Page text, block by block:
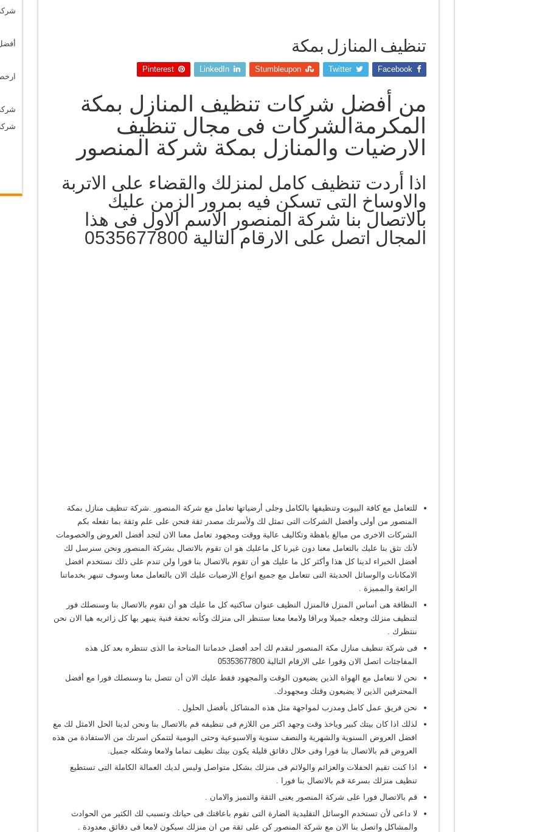
تنظيف المنازل بمكة
Facebook
Twitter
Stumbleupon
LinkedIn
Pinterest
من أفضل شركات تنظيف المنازل بمكة
المكرمةالشركات فى مجال تنظيف
الارضيات والمنازل بمكة شركة المنصور
اذا أردت تنظيف كامل لمنزلك والقضاء على الاتربة
والاوساخ التى تسكن فيه بمرور الزمن عليك
بالاتصال بنا شركة المنصور الاسم الاول فى هذا
المجال اتصل على الارقام التالية 0535677800
للتعامل مع كافة البيوت وتنظيفها بالكامل وجلى أرضياتها تعامل مع شركة المنصور .شركة تنظيف منازل بمكة
المنصور من أولى وأفضل الشركات التى تمثل لك ولأسرتك مصدر ثقة فنحن على علم وثقة بما تفعله بكم
الشركات الاخرى من مبالغ باهظة وتكاليف عالية ووقت ومجهود تعامل معنا الان لتجد أفضل العروض والخصومات
لأنك تثق بنا عليك بالتعامل معنا دون غيرنا كل ماعليك هو ان تقوم بالاتصال بشركة المنصور ونحن سنرسل لك
أفضل الخبراء لدينا كل هذا وأكثر كل ما عليك هو أن تقوم بالاتصال بنا فورا ولن تندم على ذلك نستخدم افضل
الامكانات والوسائل الحديثة التى تتعامل مع جميع انواع الارضيات عليك الان بالتعامل معنا وسوف تنبهر بخدماتنا
الرائعة والمميزة .
النظافة هى أساس المنزل فالمنزل النظيف عنوان ساكنيه كل ما عليك هو أن تقوم بالاتصال بنا وسنصلك فور
لتنظيف منزلك وجعله جميلا وبراقا ولامعا معنا ستنظر الى منزلك وكأنه تحفة فنية ينبهر بها كل زائريه هيا الان نحن
ننتظرك .
فى شركة تنظيف منازل مكة المنصور لنقدم لك أحد أفضل خدماتنا المتاحة ما الذى تنتظره بعد كل هذه
المفاجئات اتصل الان وفورا على الارقام التالية 05353677800
نحن لا نتعامل مع الهواة الذين يضيعون الوقت والمجهود فقط عليك الان أن تتصل بنا وسنصلك فورا مع أفضل
المحترفين الذين لا يضيعون وقتك ومجهودك.
نحن فريق عمل كامل ومدرب لمواجهة مثل هذه المشاكل بأفضل الحلول .
لذلك اذا كان بيتك كبير وياخذ وقت وجهد اكثر من اللازم فى تنظيفه قم بالاتصال بنا ونحن لدينا الحل الامثل لك مع
افضل العروض السنوية والشهرية والنصف سنوية والاسبوعية وحتى اليومية لتتمكن اسرتك من الاستفادة من هذه
العروض قم بالاتصال بنا فورا وفى خلال دقائق قليلة يكون بيتك نظيف تماما ولامعا وشكله جميل.
اذا كنت تقيم الحفلات والعزائم والولائم فى منزلك بشكل متواصل وليس لديك العمالة الكاملة التى تستطيع
تنظيف منزلك بسرعة قم بالاتصال بنا فورا .
قم بالاتصال فورا على شركة المنصور يعنى الثقة والتميز والامان .
لا داعى لأن تستخدم الوسائل التقليدية الضارة التى تقوم باعاقتك فى حياتك وتسبب لك الكثير من الحوادث
والمشاكل واتصل بنا الان مع شركة المنصور كن على ثقة من ان منزلك سيكون لامعا فى دقائق معدودة .